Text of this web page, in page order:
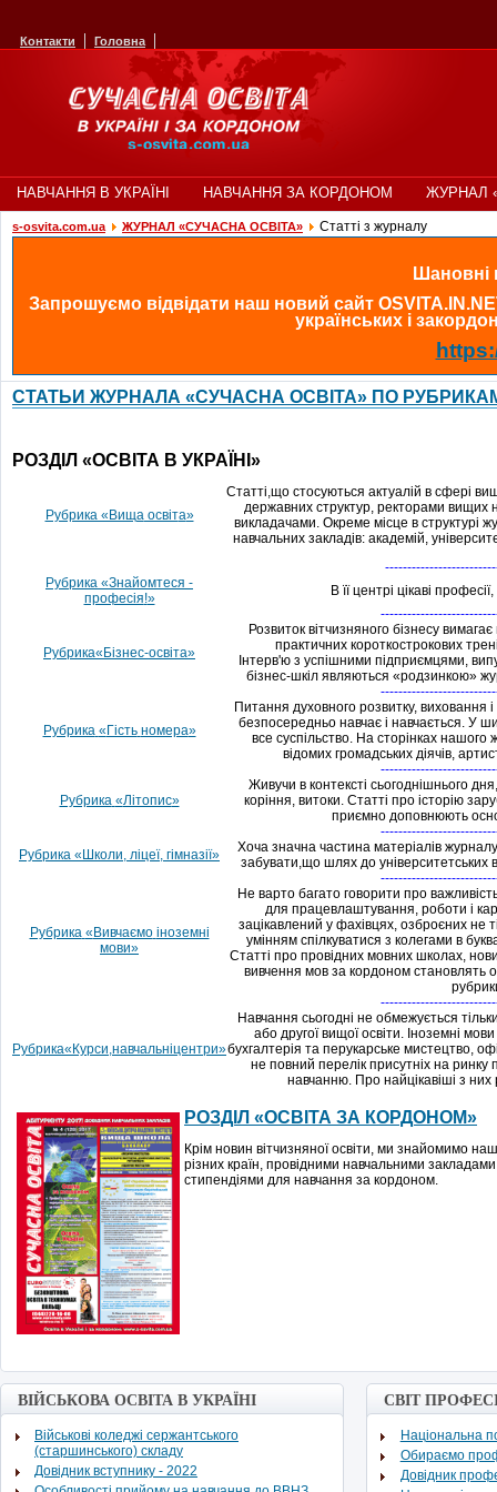
Контакти Головна
НАВЧАННЯ В УКРАЇНІ НАВЧАННЯ ЗА КОРДОНОМ ЖУРНАЛ
s-osvita.com.ua ЖУРНАЛ «СУЧАСНА ОСВІТА» Статті з журналу
Шановні
Запрошуємо відвідати наш новий сайт
українських і
СТАТЬИ ЖУРНАЛА «СУЧАСНА ОСВІТА» ПО
РОЗДІЛ «ОСВІТА В УКРАЇНІ »
Рубрика «Вищаосвіта»
Статті,що стосуються актуалій в сфері
державних структур, ректорами вищих
викладачами. Окреме місце в структурі
навчальних закладів: академій,
Рубрика «Знайомтеся -
професія!» В їїцентрі цікаві професії,
Рубрика« Бізнес-освіта»
Розвиток вітчизняного бізнесу вимагає
практичних короткострокових
Інтерв'ю з успішними підприємцями,
бізнес-шкілявляються «родзинкою»
Рубрика « Гість номера»
Питання духовного розвитку, виховання і
безпосередньо навчає і навчається. У
все суспільство. На сторінках нашого
відомих громадських діячів,
Рубрика «Літопис»
Живучи в контексті сьогоднішнього дня
коріння, витоки. Статті про історію
приємно доповнюють
Рубрика « Школи, ліцеї, гімназії» Хоча значна частина матеріалів
забувати,що шлях до університетських
Рубрика « Вивчаємо іноземні
мови»
Не варто багато говорити про
для працевлаштування, роботи і
зацікавлений у фахівцях, озброєних не
умінням спілкуватися з колегами в
Статті про провідних мовних школах,
вивчення мов за кордоном становлять
Рубрика« Курси,навчальніцентри»
Навчання сьогодні не обмежується
або другої вищоїосвіти. Іноземні мови
бухгалтерія та перукарське мистецтво,
не повний перелік присутніх на ринку
навчанню. Про найцікавіші з них
РОЗДІЛ «ОСВІТА ЗА КОРДОНОМ»
Крім новин вітчизняної освіти, ми знайомимо
різних країн, провідними навчальними
стипендіями для навчання за кордоном.
ВІЙСЬКОВА ОСВІТА В УКРАЇНІ
Військові коледжі сержантського
(старшинського) складу
Довідник вступнику - 2022
СВІТ
Національна
Обираємо
Довідник